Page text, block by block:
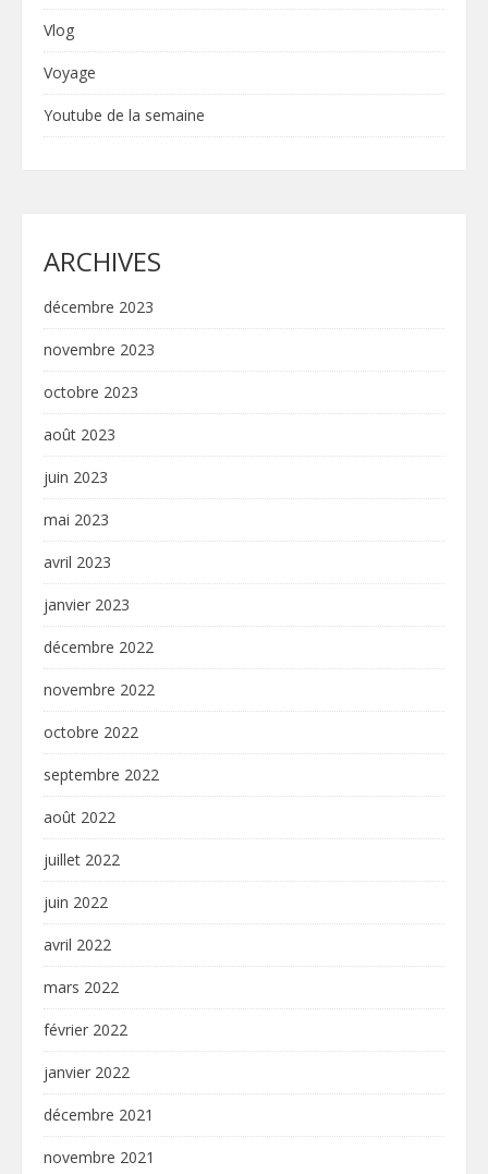
Vlog
Voyage
Youtube de la semaine
ARCHIVES
décembre 2023
novembre 2023
octobre 2023
août 2023
juin 2023
mai 2023
avril 2023
janvier 2023
décembre 2022
novembre 2022
octobre 2022
septembre 2022
août 2022
juillet 2022
juin 2022
avril 2022
mars 2022
février 2022
janvier 2022
décembre 2021
novembre 2021